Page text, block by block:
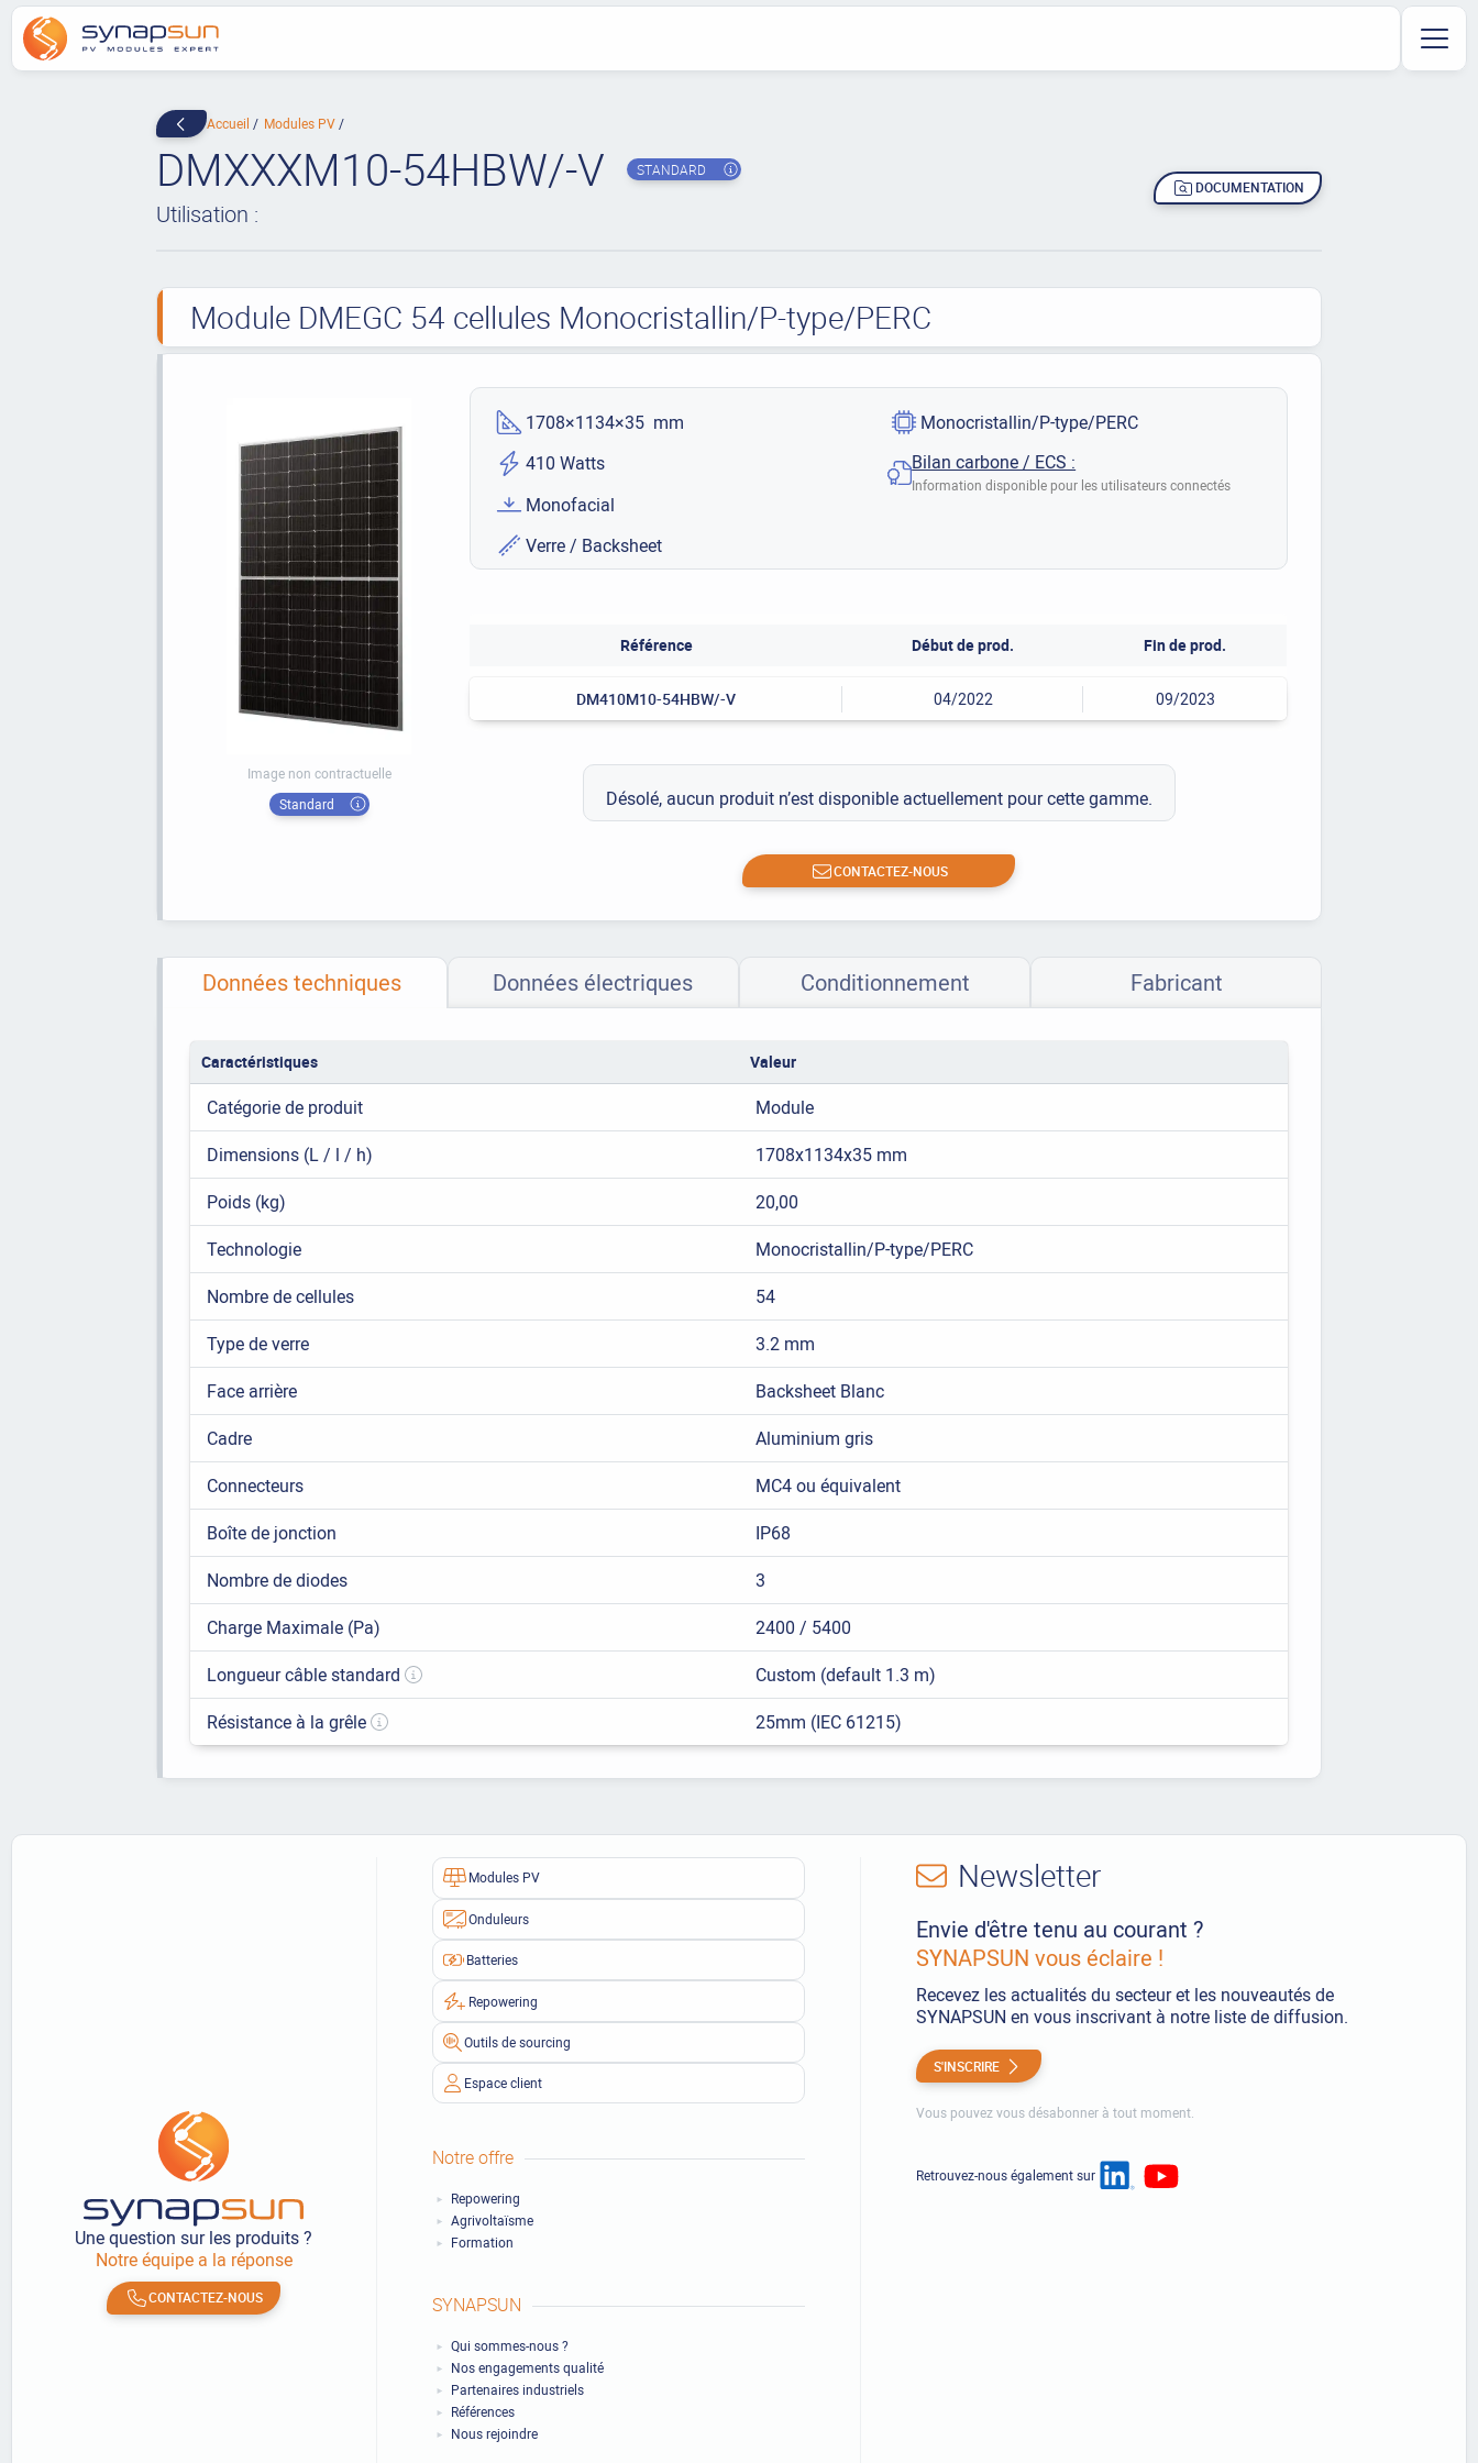
Accueil Modules PV
DMXXXM10-54HBW/-V STANDARD
Utilisation :
DOCUMENTATION
Module DMEGC 54 cellules Monocristallin/P-type/PERC
Image non contractuelle
Standard
1708×1134×35 mm
410 Watts
Monofacial
Verre / Backsheet
Monocristallin/P-type/PERC
Bilan carbone / ECS :
Information disponible pour les utilisateurs connectés
Référence Début de prod. Fin de prod.
DM410M10-54HBW/-V 04/2022 09/2023
Désolé, aucun produit n’est disponible actuellement pour cette gamme.
CONTACTEZ-NOUS
Données techniques Données électriques Conditionnement Fabricant
Caractéristiques Valeur
Catégorie de produit
Module
Dimensions (L / l / h)
1708x1134x35 mm
Poids (kg)
20,00
Technologie
Monocristallin/P-type/PERC
Nombre de cellules
54
Type de verre
3.2 mm
Face arrière
Backsheet Blanc
Cadre
Aluminium gris
Connecteurs
MC4 ou équivalent
Boîte de jonction
IP68
Nombre de diodes
3
Charge Maximale (Pa)
2400 / 5400
Longueur câble standard
Custom (default 1.3 m)
Résistance à la grêle
25mm (IEC 61215)
Une question sur les produits ?
Notre équipe a la réponse
CONTACTEZ-NOUS
Modules PV
Onduleurs
Batteries
Repowering
Outils de sourcing
Espace client
Notre offre
Repowering
Agrivoltaïsme
Formation
SYNAPSUN
Qui sommes-nous ?
Nos engagements qualité
Partenaires industriels
Références
Nous rejoindre
Newsletter
Envie d'être tenu au courant ?
SYNAPSUN vous éclaire !
Recevez les actualités du secteur et les nouveautés de
SYNAPSUN en vous inscrivant à notre liste de diffusion.
S'INSCRIRE
Vous pouvez vous désabonner à tout moment.
Retrouvez-nous également sur